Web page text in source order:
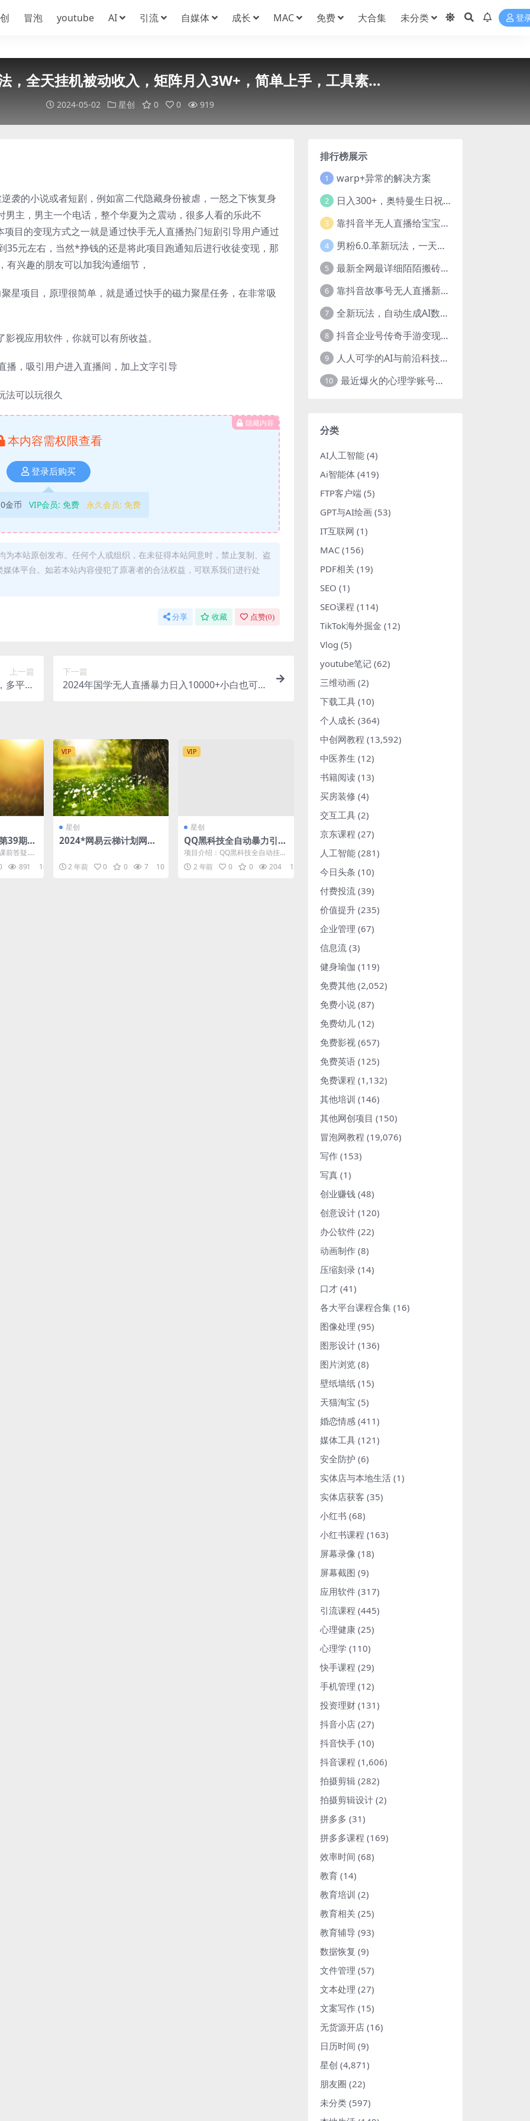
冒泡 youtube AI 引流 自媒体 成长 MAC 免费 大合集 未分类 登
，全天挂机被动收入，矩阵月入3W+，简单上手，工具素…
2024-05-02 星创 0 0 919
袭的小说或者短剧，例如富二代隐藏身份被虐，一怒之下恢复身
主，男主一个电话，整个华夏为之震动，很多人看的乐此不
目的变现方式之一就是通过快手无人直播热门短剧引导用户通过
35元左右，当然*挣钱的还是将此项目跑通知后进行收徒变现，那
兴趣的朋友可以加我沟通细节，
星项目，原理很简单，就是通过快手的磁力聚星任务，在非常吸
视应用软件，你就可以有所收益。
播，吸引用户进入直播间，加上文字引导
法可以玩很久
隐藏内容
本内容需权限查看
登录后购买
金币 VIP会员: 免费 永久会员: 免费
本站原创发布。任何个人或组织，在未征得本站同意时，禁止复制、盗
体平台。如若本站内容侵犯了原著者的合法权益，可联系我们进行处
分享 收藏 点赞(0)
上一篇
多平台
下一篇
2024年国学无人直播暴力日入10000+小白也可
39期：
实战全
前答疑.m
辑梳理
891 10
VIP
星创
2024*网易云梯计划网页
月入5000+
2 年前 0 0 7 10
VIP
星创
QQ黑科技全自动暴力引流
男粉变现，批量操作轻松
月入几万【揭秘】
项目介绍：QQ黑科技全自动挂机
引流变现，主要利用脚本实现自
动化的引流，单号每天*...
2 年前 0 0 204 10
排行榜展示
1 warp+异常的解决方案
2 日入300+，奥特曼生日祝福定制视频，小白练手项目-暖阳网
3 靠抖音半无人直播给宝宝起名，公域＋私域双重变现模式
4 男粉6.0.革新玩法，一天收入1500+，用美女引爆得物APP【揭秘】-暖阳网
5 最新全网最详细陌陌搬砖，0成本，日收益300+稳定收入【揭秘】
6 靠抖音故事号无人直播新玩法，日入3000+
7 全新玩法，自动生成AI数字人口播视频，单日最高3000+，能快速上手!-暖阳网
8 抖音企业号传奇手游变现，日入4500+，小白易上手
9 人人可学的AI与前沿科技普及课，零基础，不限背景通俗易懂，深入浅出-暖阳网
10 最近爆火的心理学账号拆解，每天一条视频，半个小时解决，轻松日入三百+-暖阳网
分类
AI人工智能 (4)
Ai智能体 (419)
FTP客户端 (5)
GPT与AI绘画 (53)
IT互联网 (1)
MAC (156)
PDF相关 (19)
SEO (1)
SEO课程 (114)
TikTok海外掘金 (12)
Vlog (5)
youtube笔记 (62)
三维动画 (2)
下载工具 (10)
个人成长 (364)
中创网教程 (13,592)
中医养生 (12)
书籍阅读 (13)
买房装修 (4)
交互工具 (2)
京东课程 (27)
人工智能 (281)
今日头条 (10)
付费投流 (39)
价值提升 (235)
企业管理 (67)
信息流 (3)
健身瑜伽 (119)
免费其他 (2,052)
免费小说 (87)
免费幼儿 (12)
免费影视 (657)
免费英语 (125)
免费课程 (1,132)
其他培训 (146)
其他网创项目 (150)
冒泡网教程 (19,076)
写作 (153)
写真 (1)
创业赚钱 (48)
创意设计 (120)
办公软件 (22)
动画制作 (8)
压缩刻录 (14)
口才 (41)
各大平台课程合集 (16)
图像处理 (95)
图形设计 (136)
图片浏览 (8)
壁纸墙纸 (15)
天猫淘宝 (5)
婚恋情感 (411)
媒体工具 (121)
安全防护 (6)
实体店与本地生活 (1)
实体店获客 (35)
小红书 (68)
小红书课程 (163)
屏幕录像 (18)
屏幕截图 (9)
应用软件 (317)
引流课程 (445)
心理健康 (25)
心理学 (110)
快手课程 (29)
手机管理 (12)
投资理财 (131)
抖音小店 (27)
抖音快手 (10)
抖音课程 (1,606)
拍摄剪辑 (282)
拍摄剪辑设计 (2)
拼多多 (31)
拼多多课程 (169)
效率时间 (68)
教育 (14)
教育培训 (2)
教育相关 (25)
教育辅导 (93)
数据恢复 (9)
文件管理 (57)
文本处理 (27)
文案写作 (15)
无货源开店 (16)
日历时间 (9)
星创 (4,871)
朋友圈 (22)
未分类 (597)